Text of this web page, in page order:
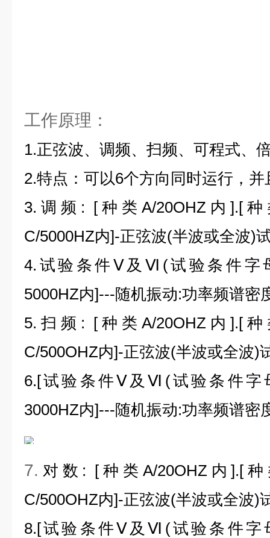
工作原理：
1.正弦波、调频、扫频、可程式、
2.特点：可以6个方向同时运行，
3.调频 : [ 种类 A/20OHZ 内 ].[
C/5000HZ内]-正弦波(半波或全波)
4.试验条件Ⅴ及Ⅵ (试验条件字
5000HZ内]---随机振动:功率频谱密
5.扫频 : [ 种类 A/20OHZ 内 ].[
C/500OHZ内]-正弦波(半波或全波)
6.[试验条件Ⅴ及Ⅵ (试验条件字
3000HZ内]---随机振动:功率频谱密
7. 对数 : [ 种类 A/20OHZ 内].[
C/500OHZ内]-正弦波(半波或全波)
8.[试验条件Ⅴ及Ⅵ (试验条件字